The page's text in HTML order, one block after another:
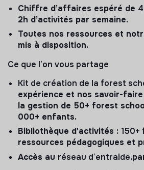
Chiffre d’affaires espéré de
2h d’activités par semaine.
Toutes nos ressources et
mis à disposition.
Ce que l’on vous partage
Kit de création de la forest
expérience et nos savoir-
la gestion de 50+ forest
000+ enfants.
Bibliothèque d'activités : 150+
ressources pédagogiques et
Accès au réseau d’entraide